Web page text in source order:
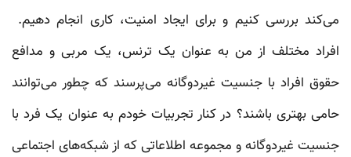
می‌کند بررسی کنیم و برای ایجاد امنیت، کاری انجام دهیم.
افراد مختلف از من به عنوان یک ترنس، یک مربی و مدافع
حقوق افراد با جنسیت غیردوگانه می‌پرسند که چطور می‌توانند
حامی بهتری باشند؟ در کنار تجربیات خودم به عنوان یک فرد با
جنسیت غیردوگانه و مجموعه‌ اطلاعاتی که از شبکه‌های اجتماعی